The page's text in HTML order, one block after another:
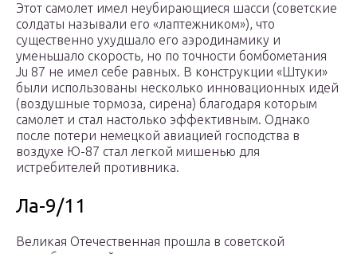
Этот самолет имел неубирающиеся шасси (советские
солдаты называли его «лаптежником»), что
существенно ухудшало его аэродинамику и
уменьшало скорость, но по точности бомбометания
Ju 87 не имел себе равных. В конструкции «Штуки»
были использованы несколько инновационных идей
(воздушные тормоза, сирена) благодаря которым
самолет и стал настолько эффективным. Однако
после потери немецкой авиацией господства в
воздухе Ю-87 стал легкой мишенью для
истребителей противника.
Ла-9/11
Великая Отечественная прошла в советской